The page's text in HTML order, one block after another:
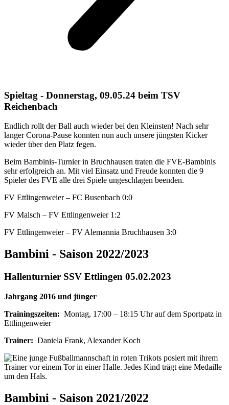
Spieltag - Donnerstag, 09.05.24 beim TSV
Reichenbach
Endlich rollt der Ball auch wieder bei den Kleinsten! Nach sehr
langer Corona-Pause konnten nun auch unsere jüngsten Kicker
wieder über den Platz fegen.
Beim Bambinis-Turnier in Bruchhausen traten die FVE-Bambinis
sehr erfolgreich an. Mit viel Einsatz und Freude konnten die 9
Spieler des FVE alle drei Spiele ungeschlagen beenden.
FV Ettlingenweier – FC Busenbach 0:0
FV Malsch – FV Ettlingenweier 1:2
FV Ettlingenweier – FV Alemannia Bruchhausen 3:0
Bambini - Saison 2022/2023
Hallenturnier SSV Ettlingen 05.02.2023
Jahrgang 2016 und jünger
Trainingszeiten: Montag, 17:00 – 18:15 Uhr auf dem Sportpatz in
Ettlingenweier
Trainer: Daniela Frank, Alexander Koch
Bambini - Saison 2021/2022